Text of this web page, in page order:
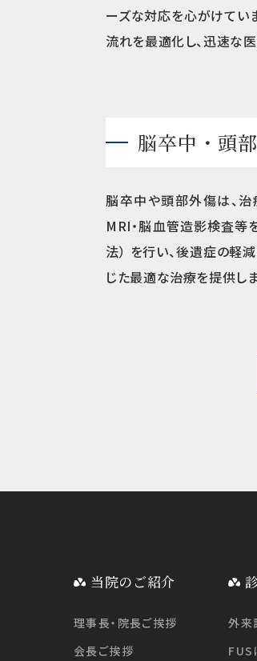
ーズな対応を心がけてい
流れを最適化し、迅速な
脳卒中・頭
脳卒中や頭部外傷は、治
MRI・脳血管造影検査等
法） を行い、後遺症の軽
じた最適な治療を提供しま
当院のご紹介
理事長・院長ご挨拶
会長ご挨拶
外来
FUS